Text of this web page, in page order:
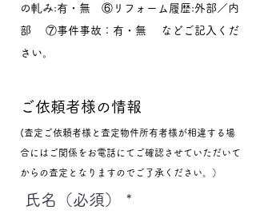
の軋み:有・無 ⑥リフォーム履歴:外部／内
部 ⑦事件事故：有・無 などご記入くだ
さい。
ご依頼者様の情報
(査定ご依頼者様と査定物件所有者様が相違する場
合にはご関係をお電話にてご確認させていただいて
からの査定となりますのでご了承ください。）
氏名（必須）